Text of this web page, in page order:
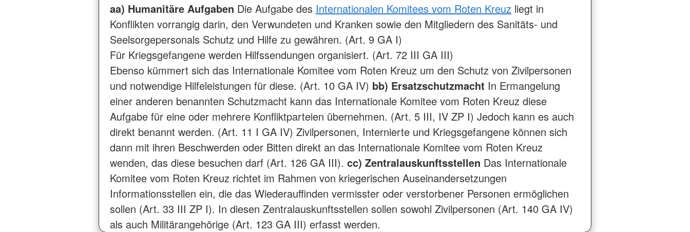
aa) Humanitäre Aufgaben Die Aufgabe des Internationalen Komitees vom Roten Kreuz liegt in
Konflikten vorrangig darin, den Verwundeten und Kranken sowie den Mitgliedern des Sanitäts- und
Seelsorgepersonals Schutz und Hilfe zu gewähren. (Art. 9 GA I)
Für Kriegsgefangene werden Hilfssendungen organisiert. (Art. 72 III GA III)
Ebenso kümmert sich das Internationale Komitee vom Roten Kreuz um den Schutz von Zivilpersonen
und notwendige Hilfeleistungen für diese. (Art. 10 GA IV) bb) Ersatzschutzmacht In Ermangelung
einer anderen benannten Schutzmacht kann das Internationale Komitee vom Roten Kreuz diese
Aufgabe für eine oder mehrere Konfliktparteien übernehmen. (Art. 5 III, IV ZP I) Jedoch kann es auch
direkt benannt werden. (Art. 11 I GA IV) Zivilpersonen, Internierte und Kriegsgefangene können sich
dann mit ihren Beschwerden oder Bitten direkt an das Internationale Komitee vom Roten Kreuz
wenden, das diese besuchen darf (Art. 126 GA III). cc) Zentralauskunftsstellen Das Internationale
Komitee vom Roten Kreuz richtet im Rahmen von kriegerischen Auseinandersetzungen
Informationsstellen ein, die das Wiederauffinden vermisster oder verstorbener Personen ermöglichen
sollen (Art. 33 III ZP I). In diesen Zentralauskunftsstellen sollen sowohl Zivilpersonen (Art. 140 GA IV)
als auch Militärangehörige (Art. 123 GA III) erfasst werden.